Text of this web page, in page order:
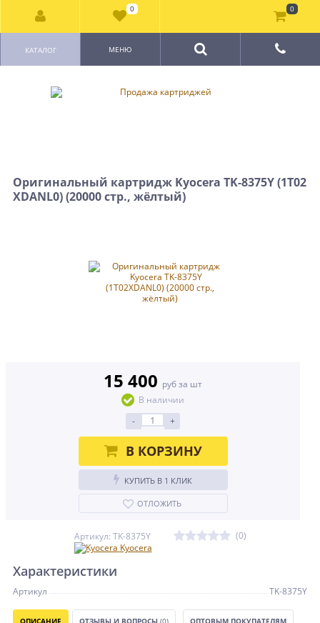
КАТАЛОГ МЕНЮ
Оригинальный картридж Kyocera TK-8375Y (1T02
XDANL0) (20000 стр., жёлтый)
15 400 руб за шт
В наличии
-
+
В КОРЗИНУ
КУПИТЬ В 1 КЛИК
ОТЛОЖИТЬ
Артикул: TK-8375Y
(0)
Kyocera
Характеристики
Артикул TK-8375Y
ОПИСАНИЕ ОТЗЫВЫ И ВОПРОСЫ (0) ОПТОВЫМ ПОКУПАТЕЛЯМ
0 0